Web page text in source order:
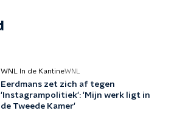
WNL In de KantineWNL
Eerdmans zet zich af tegen
'Instagrampolitiek': 'Mijn werk ligt in
de Tweede Kamer'